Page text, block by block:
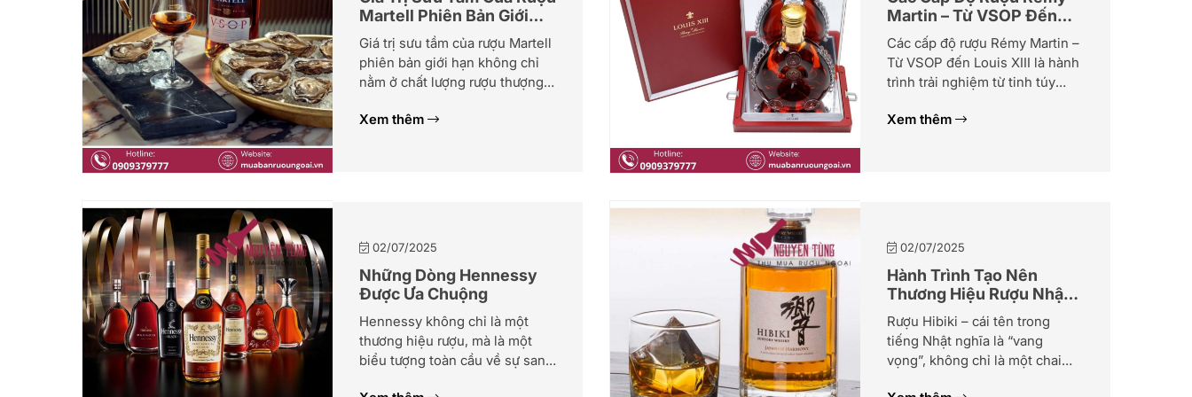
Martell Phiên Bản Giới
Hạn
Giá trị sưu tầm của rượu Martell
phiên bản giới hạn không chỉ
nằm ở chất lượng rượu thượng
thuật, lịch sử và tính độc bản
Xem thêm
Martin – Từ VSOP Đến
Louis XIII
Các cấp độ rượu Rémy Martin –
Từ VSOP đến Louis XIII là hành
trình trải nghiệm từ tinh túy
hoa của nghệ thuật chế tác
Xem thêm
02/07/2025
Những Dòng Hennessy
Được Ưa Chuộng
Hennessy không chỉ là một
thương hiệu rượu, mà là một
biểu tượng toàn cầu về sự sang
02/07/2025
Hành Trình Tạo Nên
Thương Hiệu Rượu Nhật
Hibiki
Rượu Hibiki – cái tên trong
tiếng Nhật nghĩa là “vang
vọng”, không chỉ là một chai